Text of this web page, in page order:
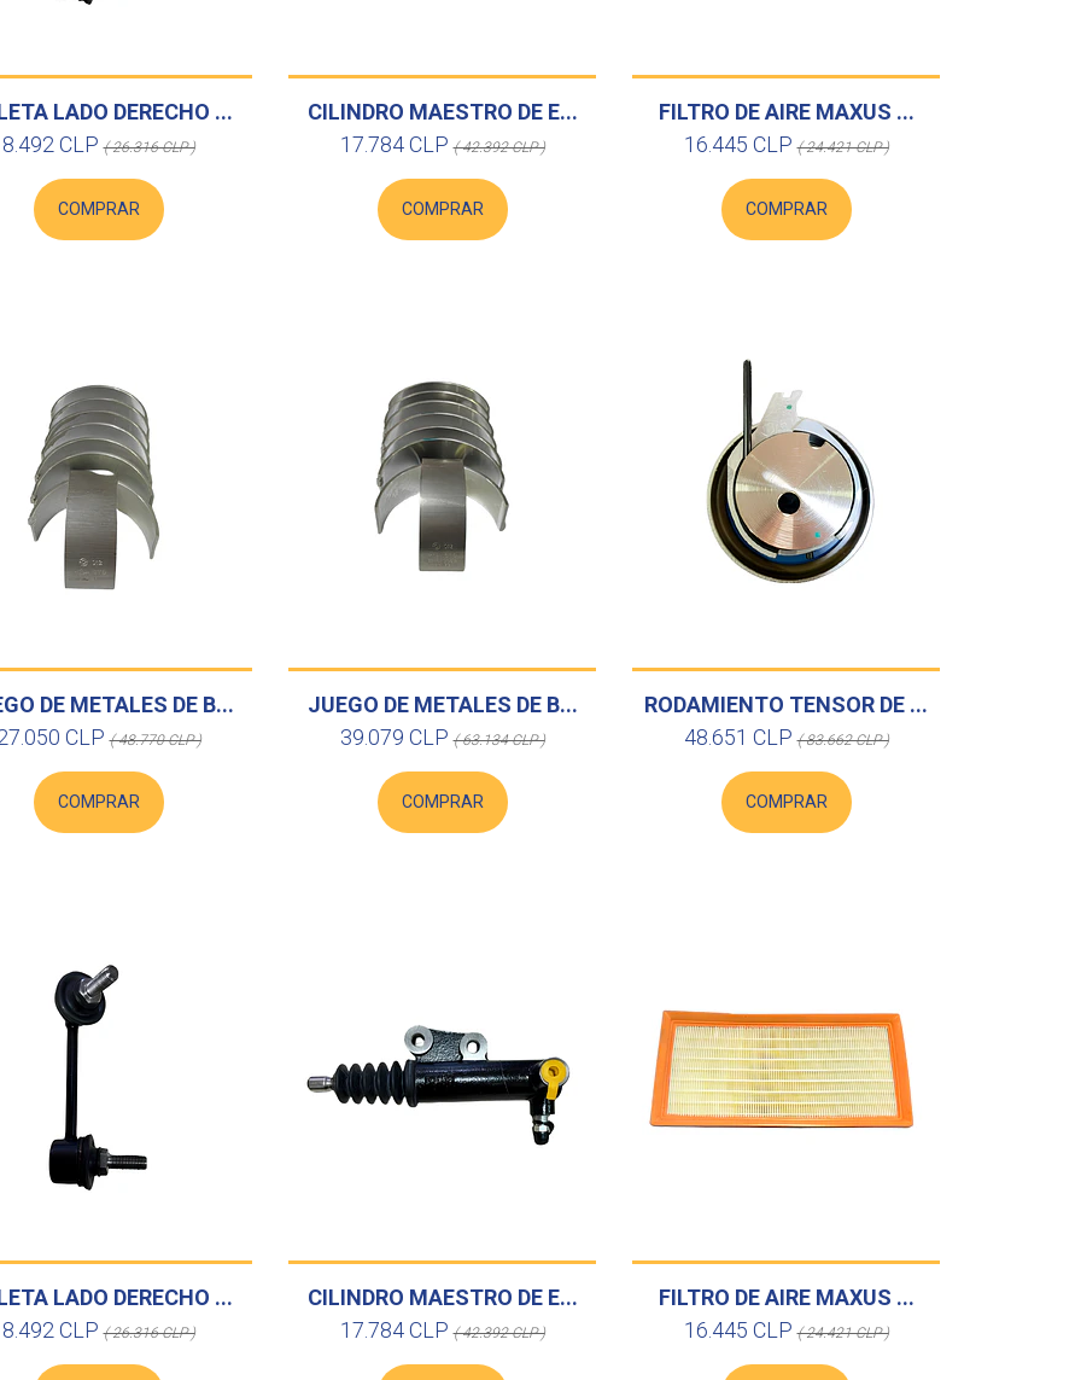
LADO DERECHO ...
8.492 CLP( 26.316 CLP )
COMPRAR
CILINDRO MAESTRO DE E...
17.784 CLP( 42.392 CLP )
COMPRAR
FILTRO DE AIRE MAXUS ...
16.445 CLP( 24.421 CLP )
COMPRAR
DE METALES DE B...
CLP( 48.770 CLP )
COMPRAR
JUEGO DE METALES DE B...
39.079 CLP( 63.134 CLP )
COMPRAR
RODAMIENTO TENSOR DE ...
48.651 CLP( 83.662 CLP )
COMPRAR
LADO DERECHO ...
8.492 CLP( 26.316 CLP )
CILINDRO MAESTRO DE E...
17.784 CLP( 42.392 CLP )
FILTRO DE AIRE MAXUS ...
16.445 CLP( 24.421 CLP )